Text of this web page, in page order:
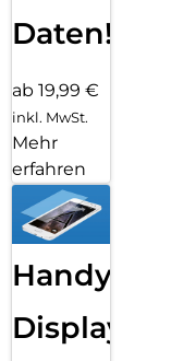
Daten!
ab 19,99 €
inkl. MwSt.
Mehr
erfahren
Handy
Displayfolie